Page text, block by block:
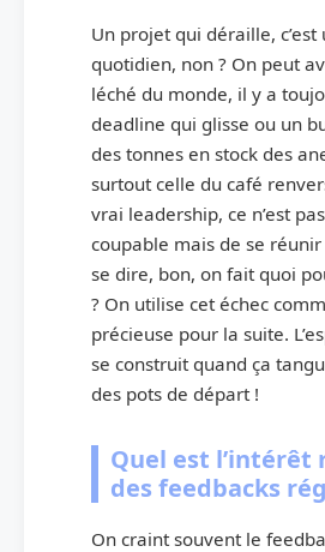
Un projet qui déraille,
quotidien, non ? On peut
léché du monde, il y a
deadline qui glisse ou un
des tonnes en stock des
surtout celle du café
vrai leadership, ce n’est
coupable mais de se
se dire, bon, on fait quoi
? On utilise cet échec
précieuse pour la suite.
se construit quand ça
des pots de départ !
Quel est l’intérêt
des feedbacks
On craint souvent le